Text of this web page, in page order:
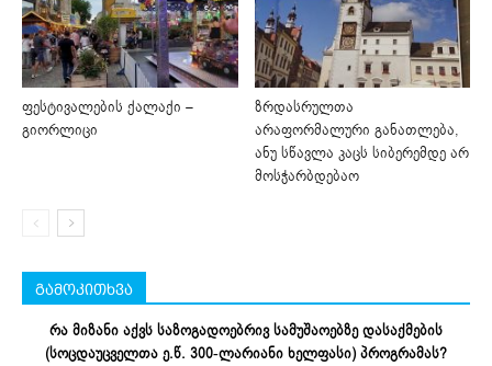
ფესტივალების ქალაქი –
გიორლიცი
ზრდასრულთა
არაფორმალური განათლება,
ანუ სწავლა კაცს სიბერემდე არ
მოსჭარბდებაო
გამოკითხვა
რა მიზანი აქვს საზოგადოებრივ სამუშაოებზე დასაქმების
(სოცდაუცველთა ე.წ. 300-ლარიანი ხელფასი) პროგრამას?